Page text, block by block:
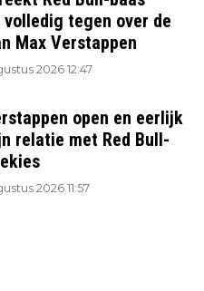
volledig tegen over de
Max Verstappen
2026 12:47
open en eerlijk
relatie met Red Bull-
2026 11:57